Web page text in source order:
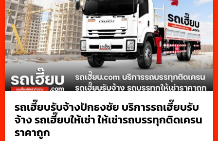
รถเฮี๊ยบรับจ้างปักธงชัย บริการรถเฮี๊ยบรับ
จ้าง รถเฮี๊ยบให้เช่า ให้เช่ารถบรรทุกติดเครน
ราคาถูก